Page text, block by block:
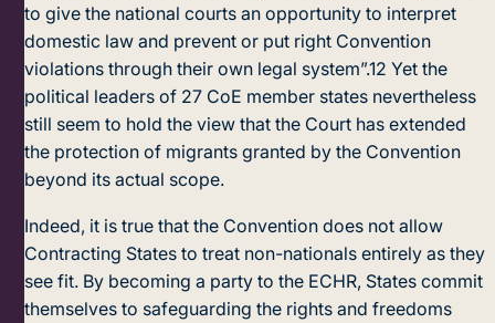
to give the national courts an opportunity to interpret
domestic law and prevent or put right Convention
violations through their own legal system”.12 Yet the
political leaders of 27 CoE member states nevertheless
still seem to hold the view that the Court has extended
the protection of migrants granted by the Convention
beyond its actual scope.
Indeed, it is true that the Convention does not allow
Contracting States to treat non-nationals entirely as they
see fit. By becoming a party to the ECHR, States commit
themselves to safeguarding the rights and freedoms